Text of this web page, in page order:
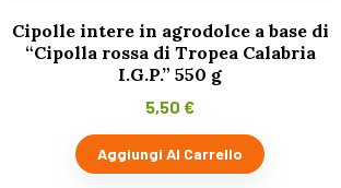
Cipolle intere in agrodolce a base di
“Cipolla rossa di Tropea Calabria
I.G.P.” 550 g
5,50 €
Aggiungi Al Carrello